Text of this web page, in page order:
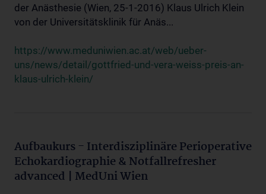
der Anästhesie (Wien, 25-1-2016) Klaus Ulrich Klein
von der Universitätsklinik für Anäs...
https://www.meduniwien.ac.at/web/ueber-
uns/news/detail/gottfried-und-vera-weiss-preis-an-
klaus-ulrich-klein/
Aufbaukurs - Interdisziplinäre Perioperative
Echokardiographie & Notfallrefresher
advanced | MedUni Wien